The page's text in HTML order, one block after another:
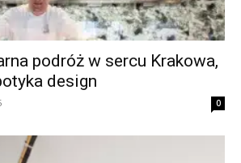
podróż w sercu Krakowa,
design
0